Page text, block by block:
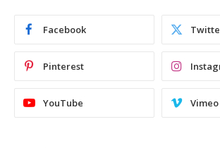
Facebook
Pinterest
YouTube Vimeo